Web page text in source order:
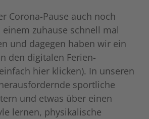
Corona-Pause auch noch
einem zuhause schnell mal
und dagegen haben wir ein
den digitalen Ferien-
hier klicken). In unseren
sportliche
und etwas über einen
lernen, physikalische